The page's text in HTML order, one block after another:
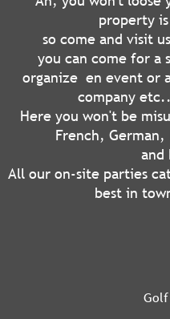
property
so come and visit
you can come for a
organize en event or
company
Here you won't be
French,
and
All our on-site parties
best in